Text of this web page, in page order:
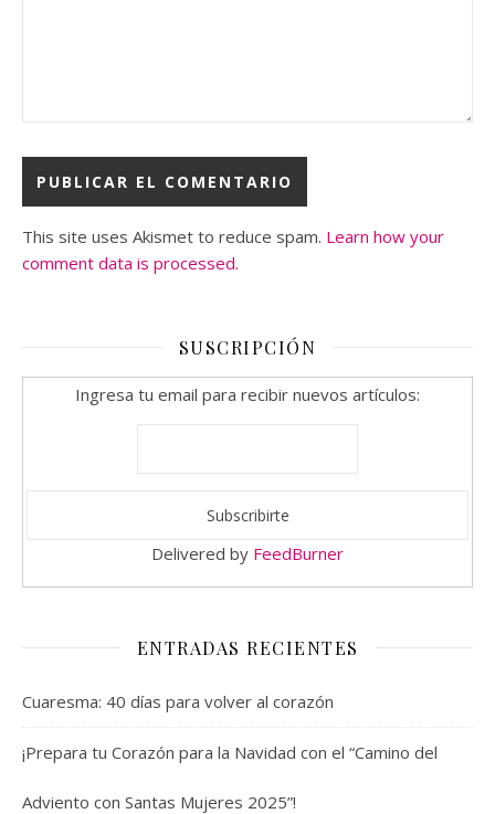
This site uses Akismet to reduce spam. Learn how your
comment data is processed.
SUSCRIPCIÓN
Ingresa tu email para recibir nuevos artículos:
Delivered by FeedBurner
ENTRADAS RECIENTES
Cuaresma: 40 días para volver al corazón
¡Prepara tu Corazón para la Navidad con el “Camino del
Adviento con Santas Mujeres 2025”!